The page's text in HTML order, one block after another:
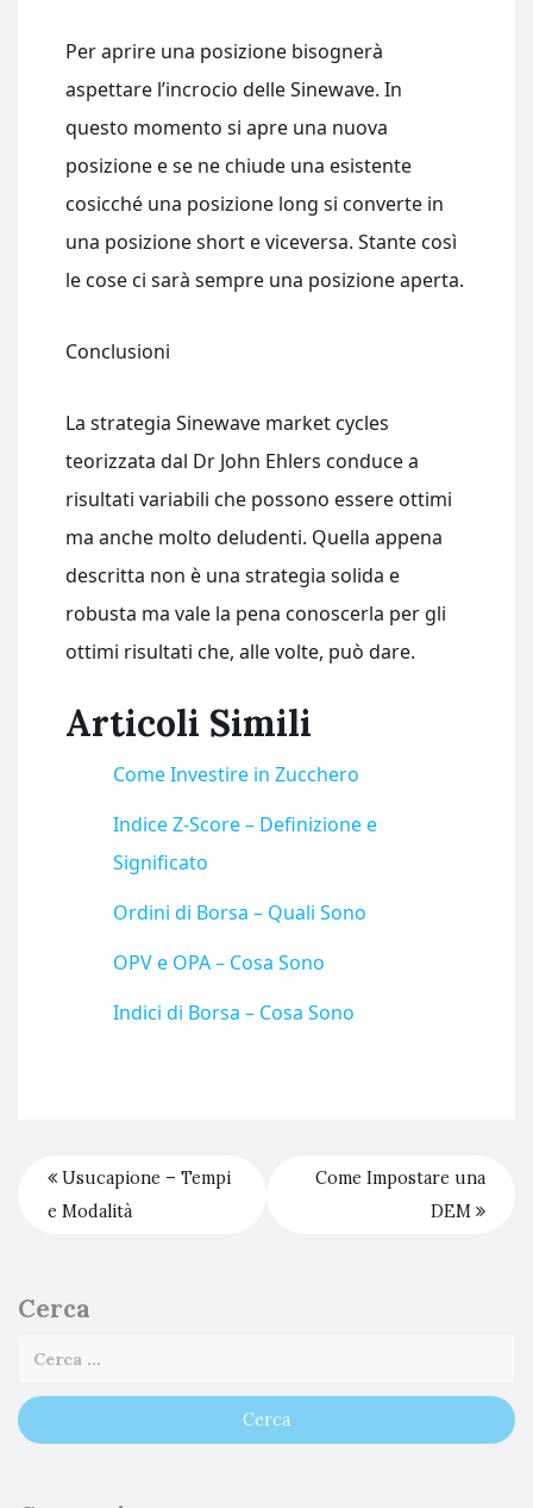
Per aprire una posizione bisognerà
aspettare l’incrocio delle Sinewave. In
questo momento si apre una nuova
posizione e se ne chiude una esistente
cosicché una posizione long si converte in
una posizione short e viceversa. Stante così
le cose ci sarà sempre una posizione aperta.
Conclusioni
La strategia Sinewave market cycles
teorizzata dal Dr John Ehlers conduce a
risultati variabili che possono essere ottimi
ma anche molto deludenti. Quella appena
descritta non è una strategia solida e
robusta ma vale la pena conoscerla per gli
ottimi risultati che, alle volte, può dare.
Articoli Simili
Come Investire in Zucchero
Indice Z-Score – Definizione e
Significato
Ordini di Borsa – Quali Sono
OPV e OPA – Cosa Sono
Indici di Borsa – Cosa Sono
Usucapione – Tempi
e Modalità
Come Impostare una
DEM
Cerca